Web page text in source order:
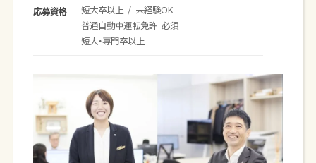
す。
────────────────────
じておられる方は、ぜひ、弊社にご応募ください。
あなたの可能性を最大限に引き出す環境が、高知
ハウスにはあります。
新しい挑戦を通じて、充実したキャリアを築きましょ
ムーズに進むよう、
データ整理・資料作成・進捗管理・業務改善・システ
一般的な事務作業に加えて、
「もっと分かりやすくできないか」
「どうすればスムーズに進められるか」
を考えながら、社内の仕組みづくりにも関われるポ
ジションです。
経営企画やシステムの専門知識が最初から必要な
応募資格
短大卒以上 / 未経験OK
普通自動車運転免許 必須
短大・専門卒以上